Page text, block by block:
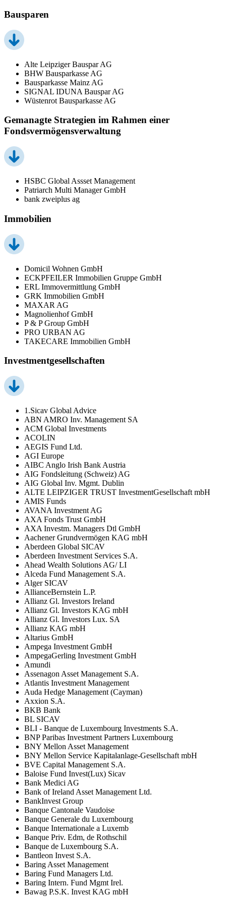
Bausparen
Alte Leipziger Bauspar AG
BHW Bausparkasse AG
Bausparkasse Mainz AG
SIGNAL IDUNA Bauspar AG
Wüstenrot Bausparkasse AG
Gemanagte Strategien im Rahmen einer
Fondsvermögensverwaltung
HSBC Global Assset Management
Patriarch Multi Manager GmbH
bank zweiplus ag
Immobilien
Domicil Wohnen GmbH
ECKPFEILER Immobilien Gruppe GmbH
ERL Immovermittlung GmbH
GRK Immobilien GmbH
MAXAR AG
Magnolienhof GmbH
P & P Group GmbH
PRO URBAN AG
TAKECARE Immobilien GmbH
Investmentgesellschaften
1.Sicav Global Advice
ABN AMRO Inv. Management SA
ACM Global Investments
ACOLIN
AEGIS Fund Ltd.
AGI Europe
AIBC Anglo Irish Bank Austria
AIG Fondsleitung (Schweiz) AG
AIG Global Inv. Mgmt. Dublin
ALTE LEIPZIGER TRUST InvestmentGesellschaft mbH
AMIS Funds
AVANA Investment AG
AXA Fonds Trust GmbH
AXA Investm. Managers Dtl GmbH
Aachener Grundvermögen KAG mbH
Aberdeen Global SICAV
Aberdeen Investment Services S.A.
Ahead Wealth Solutions AG/ LI
Alceda Fund Management S.A.
Alger SICAV
AllianceBernstein L.P.
Allianz Gl. Investors Ireland
Allianz Gl. Investors KAG mbH
Allianz Gl. Investors Lux. SA
Allianz KAG mbH
Altarius GmbH
Ampega Investment GmbH
AmpegaGerling Investment GmbH
Amundi
Assenagon Asset Management S.A.
Atlantis Investment Management
Auda Hedge Management (Cayman)
Axxion S.A.
BKB Bank
BL SICAV
BLI - Banque de Luxembourg Investments S.A.
BNP Paribas Investment Partners Luxembourg
BNY Mellon Asset Management
BNY Mellon Service Kapitalanlage-Gesellschaft mbH
BVE Capital Management S.A.
Baloise Fund Invest(Lux) Sicav
Bank Medici AG
Bank of Ireland Asset Management Ltd.
BankInvest Group
Banque Cantonale Vaudoise
Banque Generale du Luxembourg
Banque Internationale a Luxemb
Banque Priv. Edm, de Rothschil
Banque de Luxembourg S.A.
Bantleon Invest S.A.
Baring Asset Management
Baring Fund Managers Ltd.
Baring Intern. Fund Mgmt Irel.
Bawag P.S.K. Invest KAG mbH